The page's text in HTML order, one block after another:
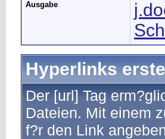
Ausgabe
Hyperlinks
Der [url] Tag
Dateien. Mit einem
f?r den Link